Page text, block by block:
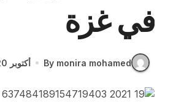
في غزة
By monira mohamed أكتوبر 20, 2023